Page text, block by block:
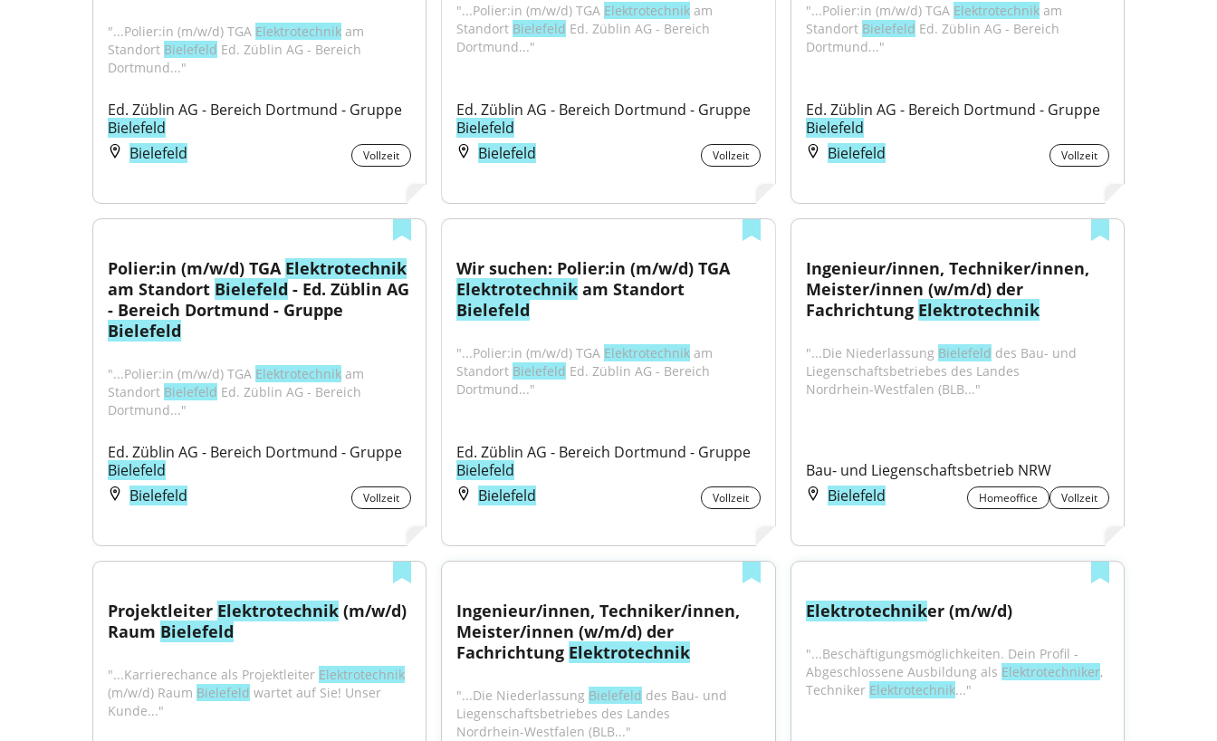
"...Polier:in (m/w/d) TGA Elektrotechnik am
Standort Bielefeld Ed. Züblin AG - Bereich
Dortmund..."
Bielefeld
Bielefeld
Vollzeit
"...Polier:in (m/w/d) TGA Elektrotechnik am
Standort Bielefeld Ed. Züblin AG - Bereich
Dortmund..."
Bielefeld
Bielefeld
Vollzeit
"...Polier:in (m/w/d) TGA Elektrotechnik am
Standort Bielefeld Ed. Züblin AG - Bereich
Dortmund..."
Ed. Züblin AG - Bereich Dortmund - Gruppe
Bielefeld
Bielefeld
Vollzeit
Polier:in (m/w/d) TGA Elektrotechnik
am Standort Bielefeld - Ed. Züblin AG
Bielefeld
"...Polier:in (m/w/d) TGA Elektrotechnik am
Standort Bielefeld Ed. Züblin AG - Bereich
Dortmund..."
Bielefeld
Bielefeld
Vollzeit
Wir suchen: Polier:in (m/w/d) TGA
Elektrotechnik
Bielefeld
"...Polier:in (m/w/d) TGA Elektrotechnik am
Standort Bielefeld Ed. Züblin AG - Bereich
Dortmund..."
Bielefeld
Bielefeld
Vollzeit
Ingenieur/innen, Techniker/innen,
Meister/innen (w/m/d) der
Fachrichtung Elektrotechnik
"...Die Niederlassung Bielefeld des Bau- und
Liegenschaftsbetriebes des Landes
Nordrhein‑Westfalen (BLB..."
Bau- und Liegenschaftsbetrieb NRW
Bielefeld
Homeoffice Vollzeit
Projektleiter Elektrotechnik (m/w/d)
Raum Bielefeld
"...Karrierechance als Projektleiter Elektrotechnik
(m/w/d) Raum Bielefeld wartet auf Sie! Unser
Kunde..."
Ingenieur/innen, Techniker/innen,
Meister/innen (w/m/d) der
Fachrichtung Elektrotechnik
"...Die Niederlassung Bielefeld des Bau- und
Liegenschaftsbetriebes des Landes
Nordrhein‑Westfalen (BLB..."
Elektrotechniker (m/w/d)
"...Beschäftigungsmöglichkeiten. Dein Profil -
Abgeschlossene Ausbildung als Elektrotechniker,
Techniker Elektrotechnik..."